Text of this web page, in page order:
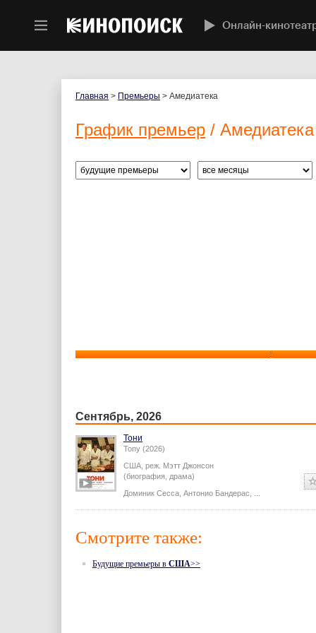
Онлайн-
Главная > Премьеры > Амедиатека
График премьер / Амедиатека
Сентябрь, 2026
Тони
Tony (2026)
США, реж. Мэтт Джонсон
(биография, драма)
Доминик Сесса Антонио Бандерас
Смотрите также:
Будущие премьеры в США>>